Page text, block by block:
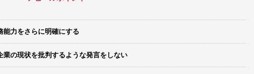
能力をさらに明確にする
業の現状を批判するような発言をしない